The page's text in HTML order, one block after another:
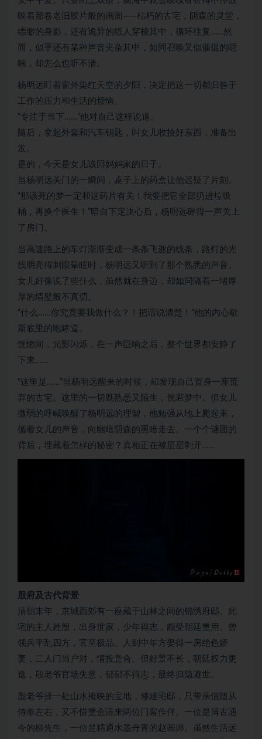
映着那卷老旧胶片般的画面——枯朽的古宅，阴森的灵堂，
缥缈的身影，还有诡异的纸人穿梭其中，循环往复……然
而，似乎还有某种声音夹杂其中，如同召唤又似催促的呢
喃，却怎么也听不清。
杨明远盯着窗外染红天空的夕阳，决定把这一切都归咎于
工作的压力和生活的烦恼。
“专注于当下……”他对自己这样说道。
随后，拿起外套和汽车钥匙，叫女儿收拾好东西，准备出
发。
是的，今天是女儿该回妈妈家的日子。
当杨明远关门的一瞬间，桌子上的药盒让他迟疑了片刻。
“那该死的梦一定和这药片有关！我要把它全部扔进垃圾
桶，再换个医生！”暗自下定决心后，杨明远砰得一声关上
了房门。
当高速路上的车灯渐渐变成一条条飞逝的线条，路灯的光
线明亮得刺眼晕眩时，杨明远又听到了那个熟悉的声音。
女儿好像说了些什么，虽然就在身边，却如同隔着一堵厚
厚的墙壁般不真切。
“什么……你究竟要我做什么？！把话说清楚！”他的内心歇
斯底里的咆哮道。
恍惚间，光影闪烁，在一声巨响之后，整个世界都安静了
下来……
“这里是……”当杨明远醒来的时候，却发现自己置身一座荒
弃的古宅。这里的一切既熟悉又陌生，恍若梦中。但女儿
微弱的呼喊唤醒了杨明远的理智，他勉强从地上爬起来，
循着女儿的声音，向幽暗阴森的黑暗走去。一个个谜团的
背后，埋藏着怎样的秘密？真相正在被层层剥开……
殷府及古代背景
清朝末年，京城西郊有一座藏于山林之间的锦绣府邸。此
宅的主人姓殷，出身世家，少年得志，颇受朝廷重用。曾
领兵平乱四方，官至极品。人到中年方娶得一房绝色娇
妻，二人门当户对，情投意合。但好景不长，朝廷权力更
迭，殷老爷官场失意，郁郁不得志，最终归隐避世。
殷老爷择一处山水掩映的宝地，修建宅邸，只带亲信随从
侍奉左右，又不惜重金请来两位门客作伴。一位是博古通
今的柳先生，一位是精通水墨丹青的赵画师。虽然生活远